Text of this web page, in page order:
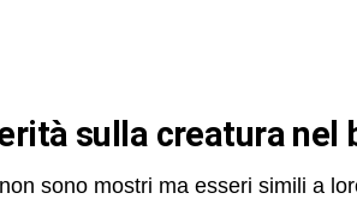
sulla creatura nel
sono mostri ma esseri simili a